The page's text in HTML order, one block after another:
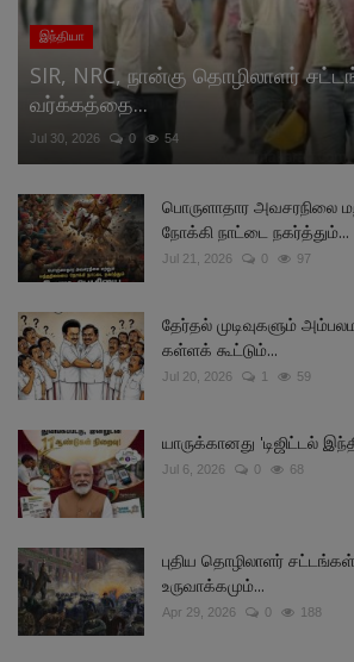
இந்தியா
SIR, NRC, நான்கு தொழிலாளர்
வர்க்கத்தை...
Jul 30, 2026 0 54
பொருளாதார அவசரநிலை
நோக்கி நாட்டை நகர்த்தும்...
Jul 21, 2026 0 97
தேர்தல் முடிவுகளும்
கள்ளக் கூட்டும்...
Jul 20, 2026 1 59
யாருக்கானது 'டிஜிட்டல்
Jul 6, 2026 0 68
புதிய தொழிலாளர்
உருவாக்கமும்...
Apr 29, 2026 0 188